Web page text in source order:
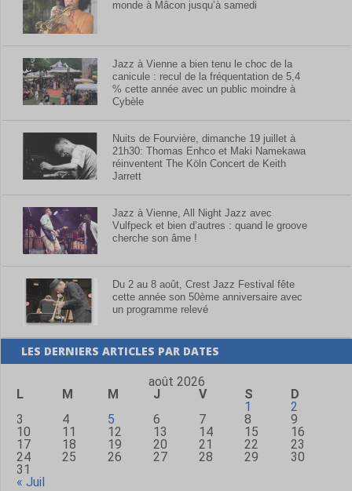
monde à Mâcon jusqu’à samedi
Jazz à Vienne a bien tenu le choc de la
canicule : recul de la fréquentation de 5,4
% cette année avec un public moindre à
Cybèle
Nuits de Fourvière, dimanche 19 juillet à
21h30: Thomas Enhco et Maki Namekawa
réinventent The Köln Concert de Keith
Jarrett
Jazz à Vienne, All Night Jazz avec
Vulfpeck et bien d’autres : quand le groove
cherche son âme !
Du 2 au 8 août, Crest Jazz Festival fête
cette année son 50ème anniversaire avec
un programme relevé
LES DERNIERS ARTICLES PAR DATES
août 2026
L
M M J V S
D
1
2
3
4 5 6 7 8
9
10
11 12 13 14 15
16
17
18 19 20 21 22
23
24
25 26 27 28 29
30
31
« Juil